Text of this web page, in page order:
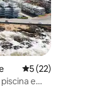
5 de uma
5 (22)
e